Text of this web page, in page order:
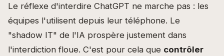
Le réflexe d'interdire ChatGPT ne marche pas : les
équipes l'utilisent depuis leur téléphone. Le
"shadow IT" de l'IA prospère justement dans
l'interdiction floue. C'est pour cela que contrôler